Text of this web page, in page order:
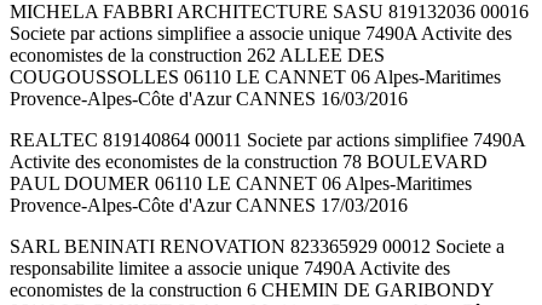
MICHELA FABBRI ARCHITECTURE SASU 819132036 00016
Societe par actions simplifiee a associe unique 7490A Activite des
economistes de la construction 262 ALLEE DES
COUGOUSSOLLES 06110 LE CANNET 06 Alpes-Maritimes
Provence-Alpes-Côte d'Azur CANNES 16/03/2016
REALTEC 819140864 00011 Societe par actions simplifiee 7490A
Activite des economistes de la construction 78 BOULEVARD
PAUL DOUMER 06110 LE CANNET 06 Alpes-Maritimes
Provence-Alpes-Côte d'Azur CANNES 17/03/2016
SARL BENINATI RENOVATION 823365929 00012 Societe a
responsabilite limitee a associe unique 7490A Activite des
economistes de la construction 6 CHEMIN DE GARIBONDY